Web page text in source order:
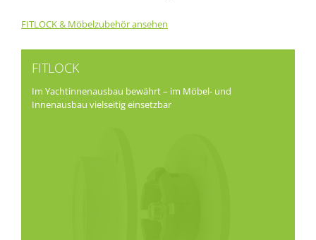
FITLOCK & Möbelzubehör ansehen
FITLOCK
Im Yachtinnenausbau bewährt – im Möbel- und
Innenausbau vielseitig einsetzbar